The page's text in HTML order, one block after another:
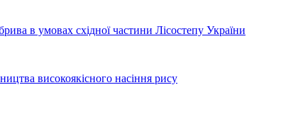
в умовах східної частини Лісостепу України
високоякісного насіння рису